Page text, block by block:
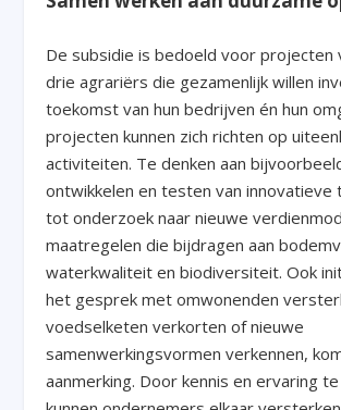
De subsidie is bedoeld voor projecten
drie agrariërs die gezamenlijk willen
toekomst van hun bedrijven én hun
projecten kunnen zich richten op
activiteiten. Te denken aan
ontwikkelen en testen van innovatieve
tot onderzoek naar nieuwe
maatregelen die bijdragen aan
waterkwaliteit en biodiversiteit. Ook
het gesprek met omwonenden
voedselketen verkorten of nieuwe
samenwerkingsvormen verkennen,
aanmerking. Door kennis en ervaring